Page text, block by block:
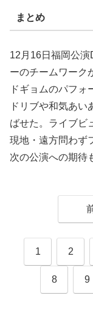
まとめ
12月16日福岡公
ーのチームワーク
ドギョムのパフォ
ドリブや和気あ
ばせた。ライブビ
現地・遠方問わず
次の公演への期待
1 2
8 9